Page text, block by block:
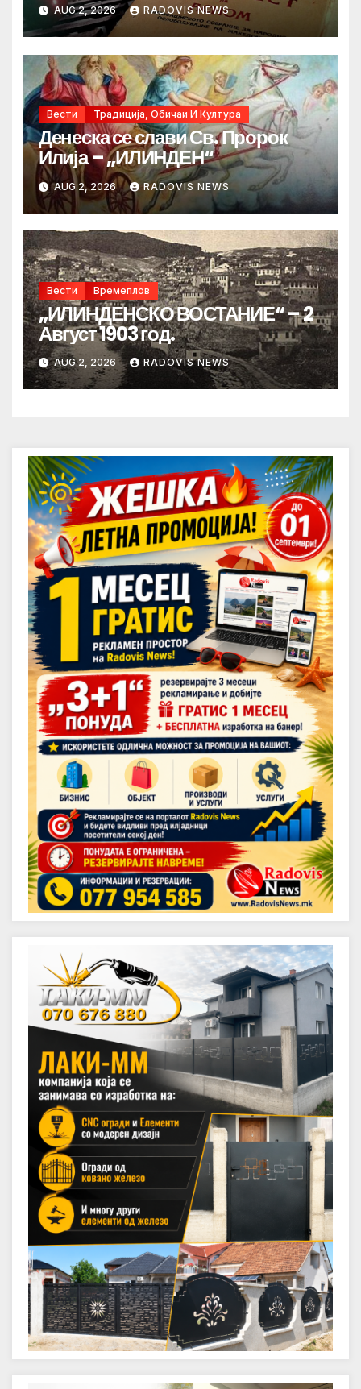
AUG 2, 2026 RADOVIS NEWS
Вести Традиција, Обичаи И Култура
Денеска се слави Св. Пророк
Илија – „ИЛИНДЕН“
AUG 2, 2026 RADOVIS NEWS
Вести Времеплов
„ИЛИНДЕНСКО ВОСТАНИЕ“ – 2
Август 1903 год.
AUG 2, 2026 RADOVIS NEWS